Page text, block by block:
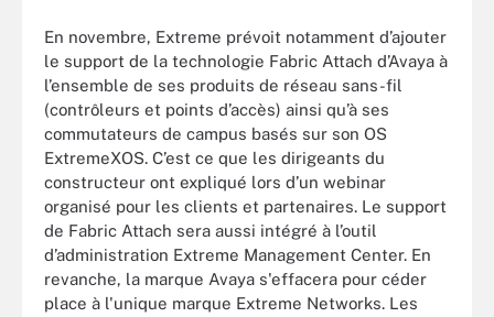
En novembre, Extreme prévoit notamment d’ajouter
le support de la technologie Fabric Attach d’Avaya à
l’ensemble de ses produits de réseau sans-fil
(contrôleurs et points d’accès) ainsi qu’à ses
commutateurs de campus basés sur son OS
ExtremeXOS. C’est ce que les dirigeants du
constructeur ont expliqué lors d’un webinar
organisé pour les clients et partenaires. Le support
de Fabric Attach sera aussi intégré à l’outil
d’administration Extreme Management Center. En
revanche, la marque Avaya s'effacera pour céder
place à l'unique marque Extreme Networks. Les